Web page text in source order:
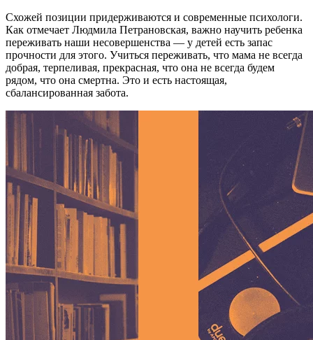
Схожей позиции придерживаются и современные психологи.
Как отмечает Людмила Петрановская, важно научить ребенка
переживать наши несовершенства — у детей есть запас
прочности для этого. Учиться переживать, что мама не всегда
добрая, терпеливая, прекрасная, что она не всегда будем
рядом, что она смертна. Это и есть настоящая,
сбалансированная забота.